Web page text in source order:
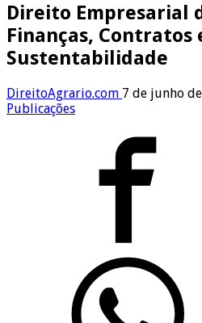
Direito Empresarial
Finanças, Contratos
Sustentabilidade
DireitoAgrario.com 7 de junho
Publicações